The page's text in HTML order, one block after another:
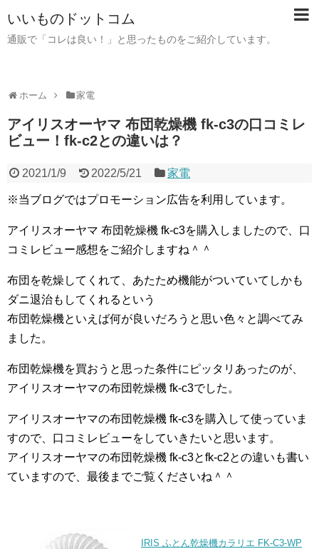
いいものドットコム
通販で「コレは良い！」と思ったものをご紹介しています。
ホーム 家電
アイリスオーヤマ 布団乾燥機 fk-c3の口コミレ
ビュー！fk-c2との違いは？
2021/1/9 2022/5/21 家電
※当ブログではプロモーション広告を利用しています。
アイリスオーヤマ 布団乾燥機 fk-c3を購入しましたので、口
コミレビュー感想をご紹介しますね＾＾
布団を乾燥してくれて、あたため機能がついていてしかも
ダニ退治もしてくれるという
布団乾燥機といえば何が良いだろうと思い色々と調べてみ
ました。
布団乾燥機を買おうと思った条件にピッタリあったのが、
アイリスオーヤマの布団乾燥機 fk-c3でした。
アイリスオーヤマの布団乾燥機 fk-c3を購入して使っていま
すので、口コミレビューをしていきたいと思います。
アイリスオーヤマの布団乾燥機 fk-c3とfk-c2との違いも書い
ていますので、最後までご覧くださいね＾＾
IRIS ふとん乾燥機カラリエ FK-C3-WP